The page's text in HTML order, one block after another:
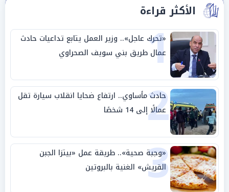
الأكثر قراءة
1
«تحرك عاجل».. وزير العمل يتابع تداعيات حادث
عمال طريق بني سويف الصحراوي
2
حادث مأساوي.. ارتفاع ضحايا انقلاب سيارة تقل
عمالًا إلى 14 شخصًا
3
«وجبة صحية».. طريقة عمل «بيتزا الجبن
القريش» الغنية بالبروتين